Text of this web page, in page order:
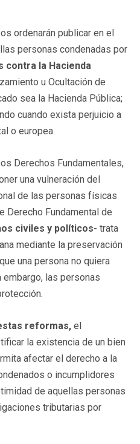
ordenarán publicar en el
personas condenadas por
contra la Hacienda
u Ocultación de
sea la Hacienda Pública;
cuando exista perjuicio a
o europea.
Derechos Fundamentales,
una vulneración del
de las personas físicas
Derecho Fundamental de
civiles y políticos- trata
mediante la preservación
una persona no quiera
las personas
reformas, el
la existencia de un bien
afectar el derecho a la
o incumplidores
de aquellas personas
tributarias por